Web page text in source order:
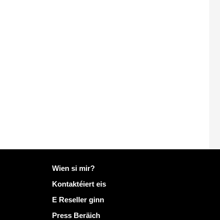
Méi Info op Mailo
Wien si mir?
Kontaktéiert eis
E Reseller ginn
Press Beräich